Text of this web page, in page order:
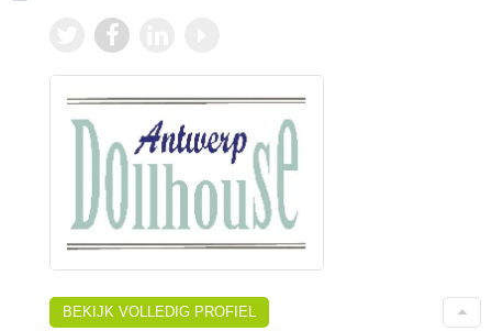
BEKIJK VOLLEDIG PROFIEL